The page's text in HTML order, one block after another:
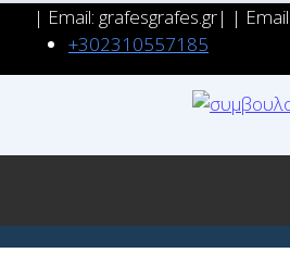
| Email: grafesgrafes.gr| |
+302310557185